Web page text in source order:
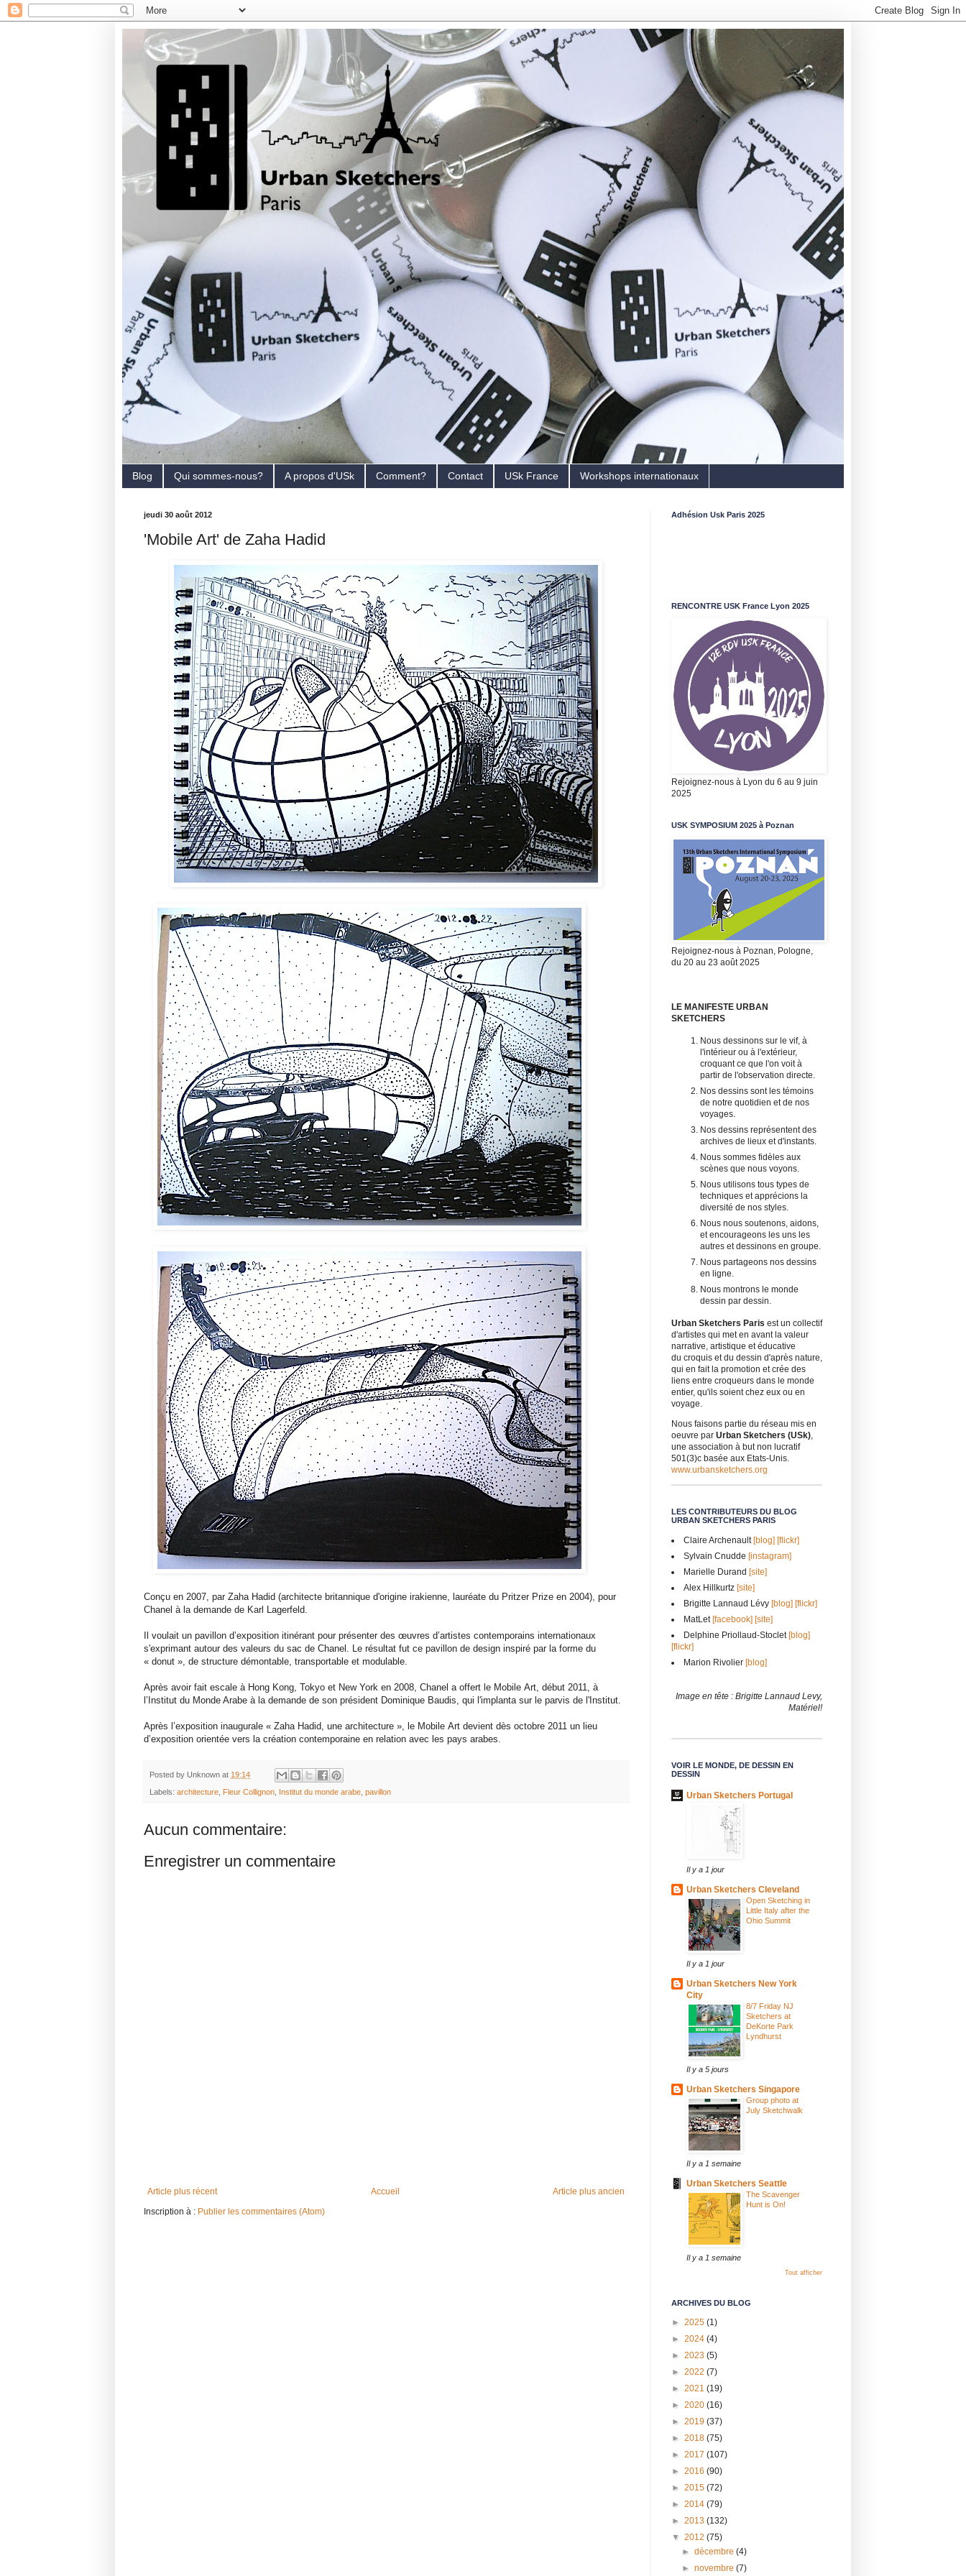
Blog Qui sommes-nous? A propos d'USk Comment? Contact USk France Workshops internationaux
jeudi 30 août 2012
'Mobile Art' de Zaha Hadid
Conçu en 2007, par Zaha Hadid (architecte britannique d'origine irakienne, lauréate du Pritzer Prize en 2004), pour
Chanel à la demande de Karl Lagerfeld.
Il voulait un pavillon d’exposition itinérant pour présenter des œuvres d’artistes contemporains internationaux
s'exprimant autour des valeurs du sac de Chanel. Le résultat fut ce pavillon de design inspiré par la forme du
« donut », de structure démontable, transportable et modulable.
Après avoir fait escale à Hong Kong, Tokyo et New York en 2008, Chanel a offert le Mobile Art, début 2011, à
l’Institut du Monde Arabe à la demande de son président Dominique Baudis, qui l'implanta sur le parvis de l'Institut.
Après l’exposition inaugurale « Zaha Hadid, une architecture », le Mobile Art devient dès octobre 2011 un lieu
d’exposition orientée vers la création contemporaine en relation avec les pays arabes.
Posted by Unknown at 19:14
Labels: architecture Fleur Collignon Institut du monde arabe pavillon
Aucun commentaire:
Enregistrer un commentaire
Article plus récent Article plus ancien
Accueil
Inscription à : Publier les commentaires (Atom)
Adhésion Usk Paris 2025
RENCONTRE USK France Lyon 2025
Rejoignez-nous à Lyon du 6 au 9 juin
2025
USK SYMPOSIUM 2025 à Poznan
Rejoignez-nous à Poznan, Pologne,
du 20 au 23 août 2025
LE MANIFESTE URBAN
SKETCHERS
Nous dessinons sur le vif, à
l'intérieur ou à l'extérieur,
croquant ce que l'on voit à
partir de l'observation directe.
Nos dessins sont les témoins
de notre quotidien et de nos
voyages.
Nos dessins représentent des
archives de lieux et d'instants.
Nous sommes fidèles aux
scènes que nous voyons.
Nous utilisons tous types de
techniques et apprécions la
diversité de nos styles.
Nous nous soutenons, aidons,
et encourageons les uns les
autres et dessinons en groupe.
Nous partageons nos dessins
en ligne.
Nous montrons le monde
dessin par dessin.
Urban Sketchers Paris est un collectif
d'artistes qui met en avant la valeur
narrative, artistique et éducative
du croquis et du dessin d'après nature,
qui en fait la promotion et crée des
liens entre croqueurs dans le monde
entier, qu'ils soient chez eux ou en
voyage.
Nous faisons partie du réseau mis en
oeuvre par Urban Sketchers (USk)
une association à but non lucratif
501(3)c basée aux Etats-Unis.
www.urbansketchers.org
LES CONTRIBUTEURS DU BLOG
URBAN SKETCHERS PARIS
Claire Archenault[blog] [flickr]
Sylvain Cnudde [instagram]
Marielle Durand [site]
Alex Hillkurtz [site]
Brigitte Lannaud Lévy [blog] [flickr]
MatLet[facebook] [site]
Delphine Priollaud-Stoclet[blog]
[flickr]
Marion Rivolier [blog]
Image en tête : Brigitte Lannaud Levy,
Matériel!
VOIR LE MONDE, DE DESSIN EN
DESSIN
Urban Sketchers Portugal
Il y a 1 jour
Urban Sketchers Cleveland
Open Sketching in
Little Italy after the
Ohio Summit
Il y a 1 jour
Urban Sketchers New York
City
8/7 Friday NJ
Sketchers at
DeKorte Park
Lyndhurst
Il y a 5 jours
Urban Sketchers Singapore
Group photo at
July Sketchwalk
Il y a 1 semaine
Urban Sketchers Seattle
The Scavenger
Hunt is On!
Il y a 1 semaine
Tout afficher
ARCHIVES DU BLOG
► 2025 (1)
► 2024 (4)
► 2023 (5)
► 2022 (7)
► 2021 (19)
► 2020 (16)
► 2019 (37)
► 2018 (75)
► 2017 (107)
► 2016 (90)
► 2015 (72)
► 2014 (79)
► 2013 (132)
▼ 2012 (75)
►décembre(4)
►novembre(7)